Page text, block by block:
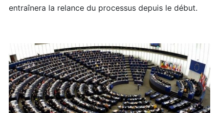
entraînera la relance du processus depuis le début.